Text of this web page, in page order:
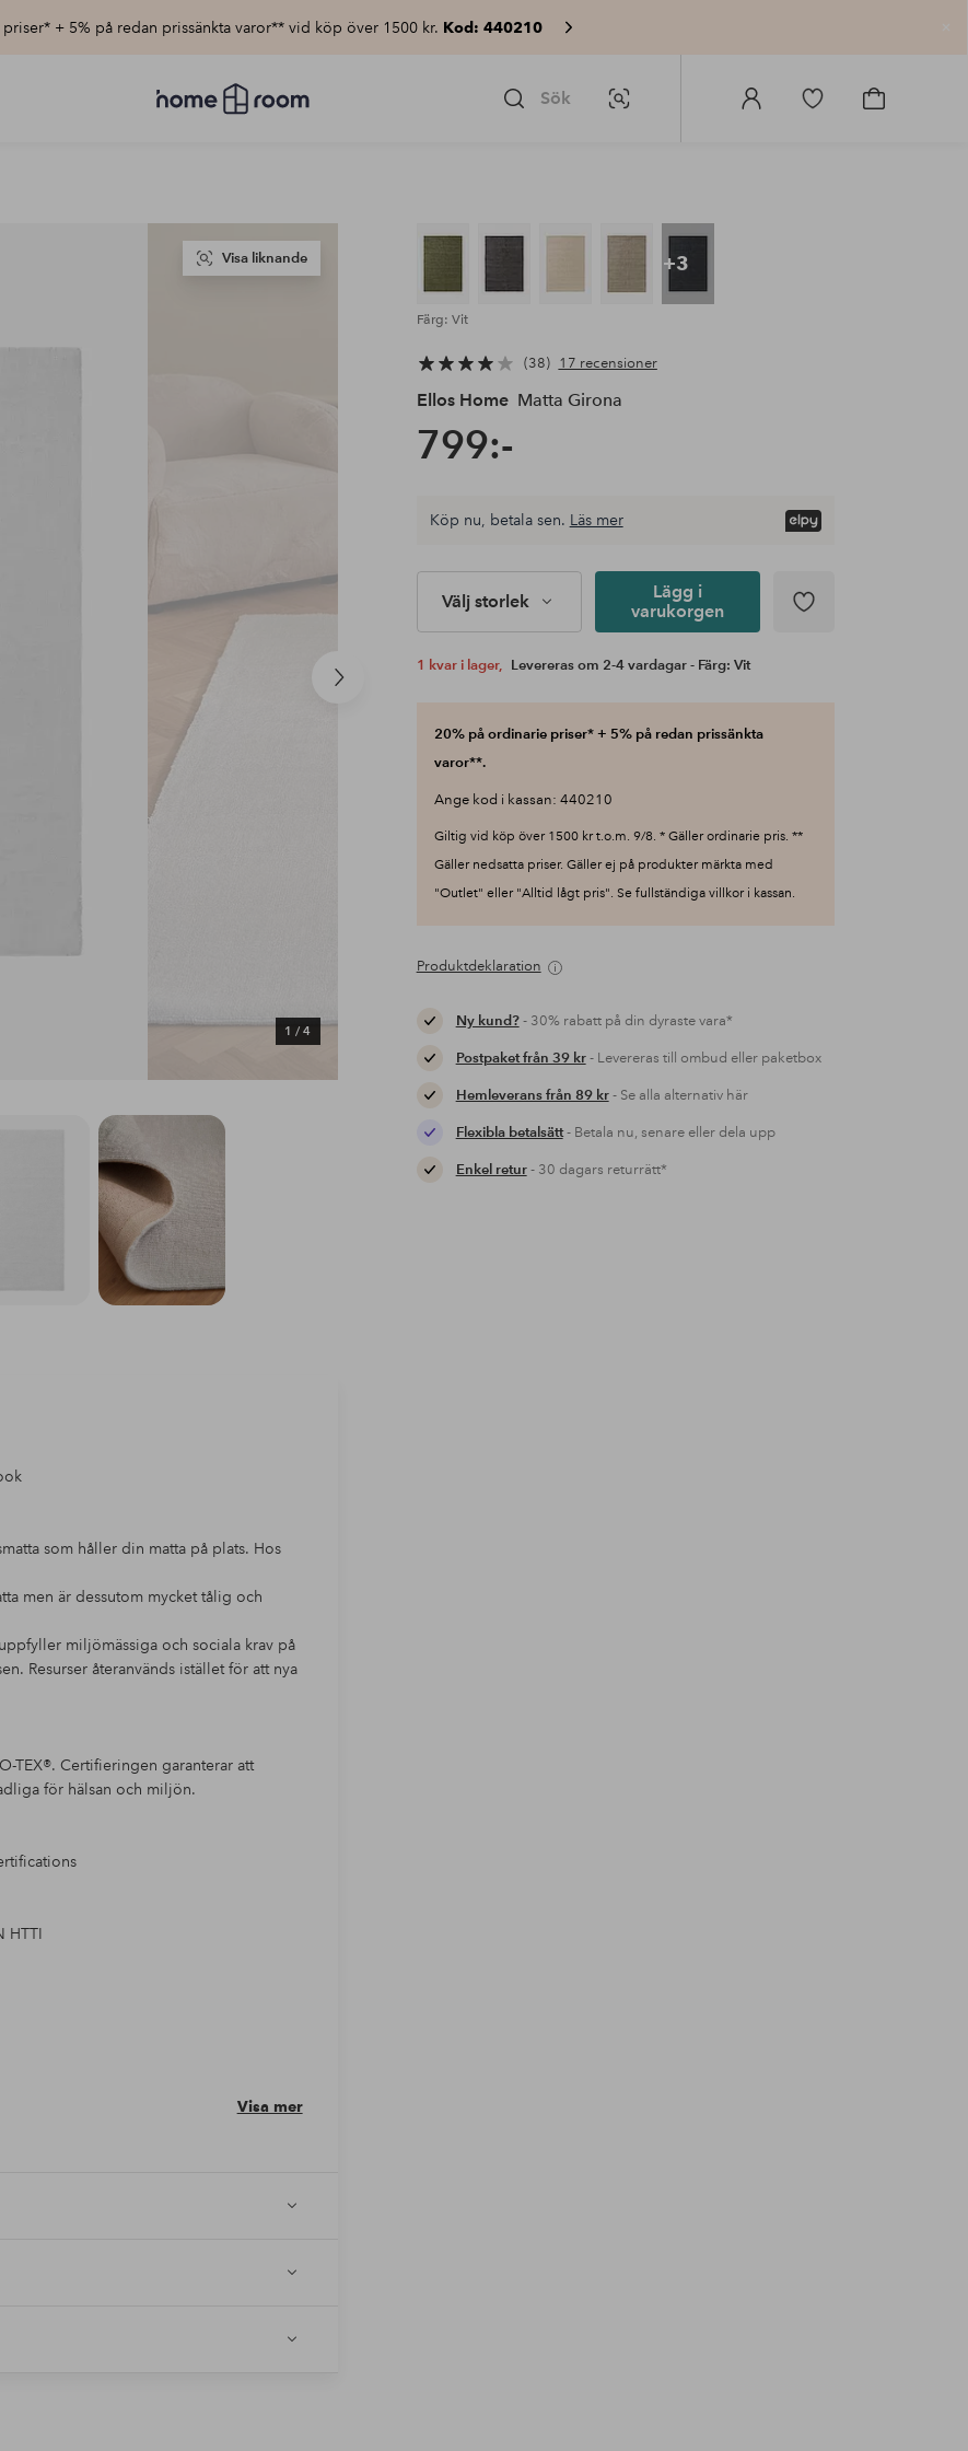
+ 5% på redan prissänkta varor** vid köp över 1500 kr. Kod: 440210
Homeroom
–
pris
Sök Bildsök
Logga
Gå
Gå
Nästa
1 / 4
Visa liknande +3
Färg: Vit
38 17 recensioner
Ellos Home Matta Girona
799:-
Köp nu, betala sen. Läs mer
Välj storlek
Lägg i
varukorgen
1 kvar i lager, Levereras om 2-4 vardagar - Färg: Vit
20% på ordinarie priser* + 5% på redan prissänkta
varor**.
Ange kod i kassan: 440210
Giltig vid köp över 1500 kr t.o.m. 9/8. * Gäller ordinarie pris. **
Gäller nedsatta priser. Gäller ej på produkter märkta med
"Outlet" eller "Alltid lågt pris". Se fullständiga villkor i kassan.
Produktdeklaration
Ny kund?- 30% rabatt på din dyraste vara*
Postpaket från 39 kr- Levereras till ombud eller paketbox
Hemleverans från 89 kr- Se alla alternativ här
Flexibla betalsätt- Betala nu, senare eller dela upp
Enkel retur- 30 dagars returrätt*
som håller din matta på plats. Hos
men är dessutom mycket tålig och
miljömässiga och sociala krav på
Resurser återanvänds istället för att nya
TEX®. Certifieringen garanterar att
för hälsan och miljön.
HTTI
Visa mer